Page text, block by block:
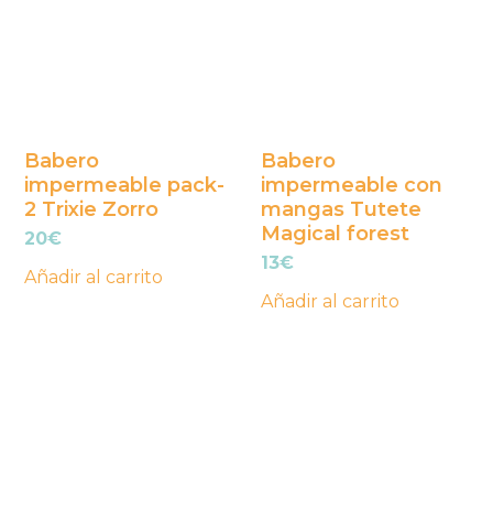
Babero
impermeable pack-
2 Trixie Zorro
20€
Añadir al carrito
Babero
impermeable con
mangas Tutete
Magical forest
13€
Añadir al carrito